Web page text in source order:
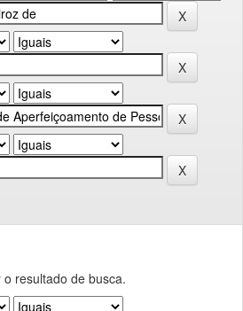
resultado de busca.